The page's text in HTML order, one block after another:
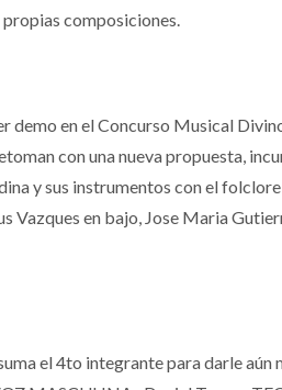
propias composiciones.
demo en el Concurso Musical
con una nueva propuesta,
y sus instrumentos con el
Vazques en bajo, Jose Maria
el 4to integrante para darle